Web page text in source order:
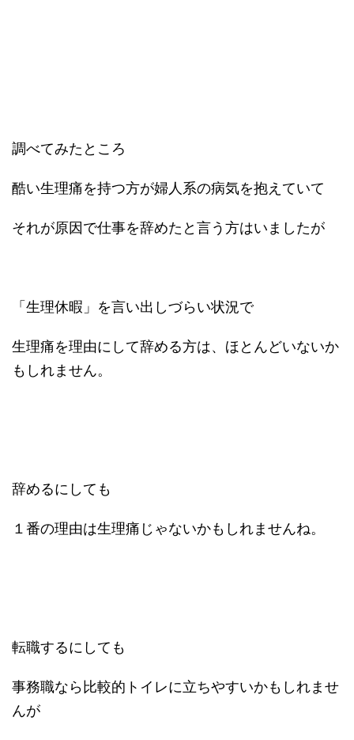
調べてみたところ
酷い生理痛を持つ方が婦人系の病気を抱えていて
それが原因で仕事を辞めたと言う方はいましたが
「生理休暇」を言い出しづらい状況で
生理痛を理由にして辞める方は、ほとんどいないか
もしれません。
辞めるにしても
１番の理由は生理痛じゃないかもしれませんね。
転職するにしても
事務職なら比較的トイレに立ちやすいかもしれませ
んが